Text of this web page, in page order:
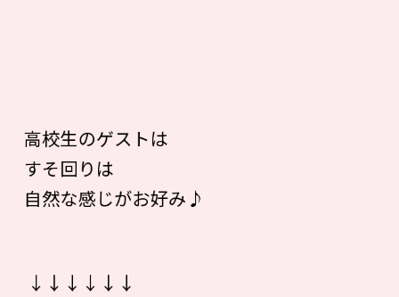
高校生のゲストは
すそ回りは
自然な感じがお好み♪
↓↓↓↓↓↓